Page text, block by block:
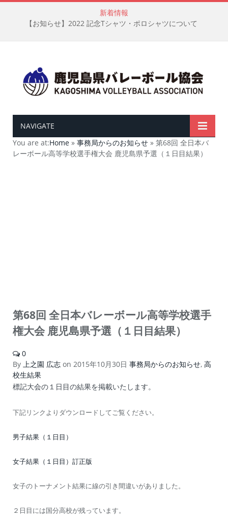
新着情報
【お知らせ】2022 記念Tシャツ・ポロシャツについて
NAVIGATE
You are at:Home » 事務局からのお知らせ » 第68回 全日本バ
レーボール高等学校選手権大会 鹿児島県予選（１日目結果）
第68回 全日本バレーボール高等学校選手
権大会 鹿児島県予選（１日目結果）
0
By 上之園 広志 on 2015年10月30日 事務局からのお知らせ, 高
校生結果
標記大会の１日目の結果を掲載いたします。
下記リンクよりダウンロードしてご覧ください。
男子結果（１日目）
女子結果（１日目）訂正版
女子のトーナメント結果に線の引き間違いがありました。
２日目には国分高校が残っています。